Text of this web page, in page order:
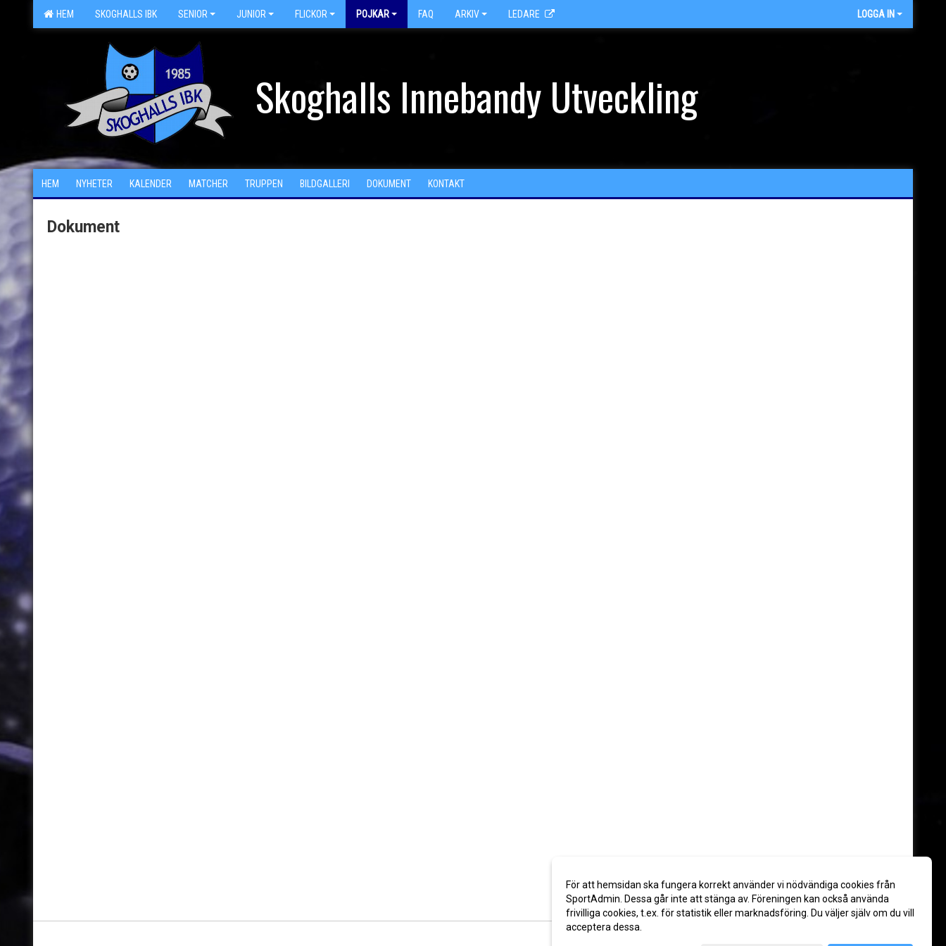
HEM SKOGHALLS IBK SENIOR JUNIOR FLICKOR POJKAR FAQ ARKIV LEDARE LOGGA IN
Skoghalls Innebandy Utveckling
HEM NYHETER KALENDER MATCHER TRUPPEN BILDGALLERI DOKUMENT KONTAKT
Dokument
För att hemsidan ska fungera korrekt använder vi nödvändiga cookies från
SportAdmin. Dessa går inte att stänga av. Föreningen kan också använda
frivilliga cookies, t.ex. för statistik eller marknadsföring. Du väljer själv om du vill
acceptera dessa.